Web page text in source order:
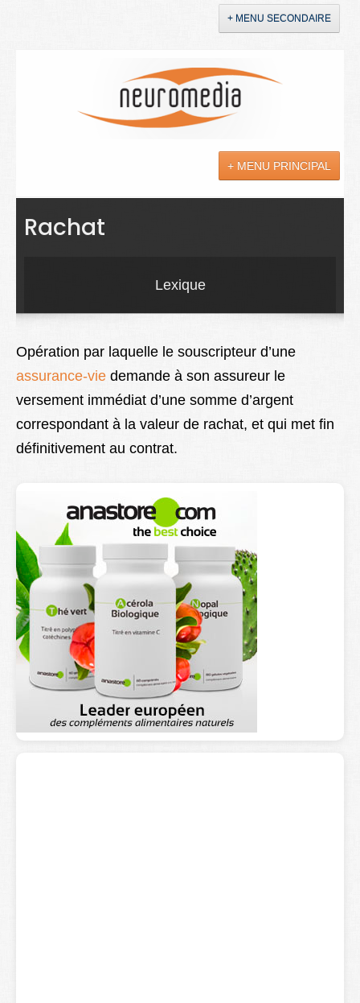
+ MENU SECONDAIRE
+ MENU PRINCIPAL
Actualités
Soins
Droit
Lexique
Better Health
Rachat
Lexique
Opération par laquelle le souscripteur d’une
assurance-vie demande à son assureur le
versement immédiat d’une somme d’argent
correspondant à la valeur de rachat, et qui met fin
définitivement au contrat.